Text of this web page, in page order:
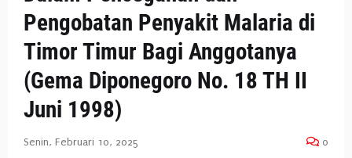
Pengobatan Penyakit Malaria di
Timor Timur Bagi Anggotanya
(Gema Diponegoro No. 18 TH II
Juni 1998)
Senin, Februari 10, 2025 0